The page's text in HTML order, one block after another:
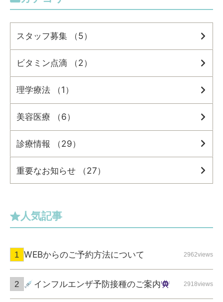
スタッフ募集 （5）
ビタミン点滴 （2）
理学療法 （1）
美容医療 （6）
診療情報 （29）
重要なお知らせ （27）
人気記事
WEBからのご予約方法について 2962views
インフルエンザ予防接種のご案内 2918views